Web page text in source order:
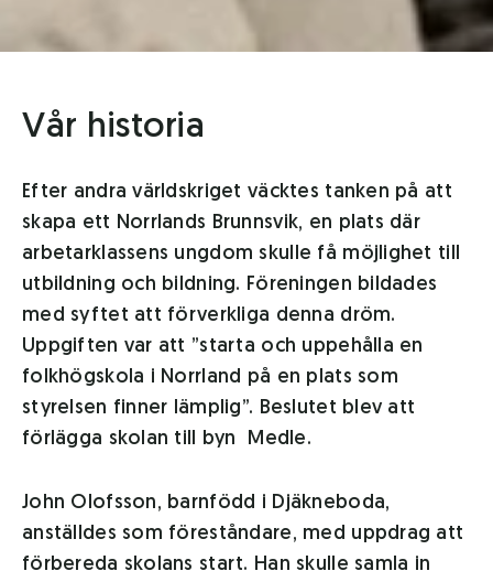
Vår historia
Efter andra världskriget väcktes tanken på att
skapa ett Norrlands Brunnsvik, en plats där
arbetarklassens ungdom skulle få möjlighet till
utbildning och bildning. Föreningen bildades
med syftet att förverkliga denna dröm.
Uppgiften var att ”starta och uppehålla en
folkhögskola i Norrland på en plats som
styrelsen finner lämplig”. Beslutet blev att
förlägga skolan till byn Medle.
John Olofsson, barnfödd i Djäkneboda,
anställdes som föreståndare, med uppdrag att
förbereda skolans start. Han skulle samla in